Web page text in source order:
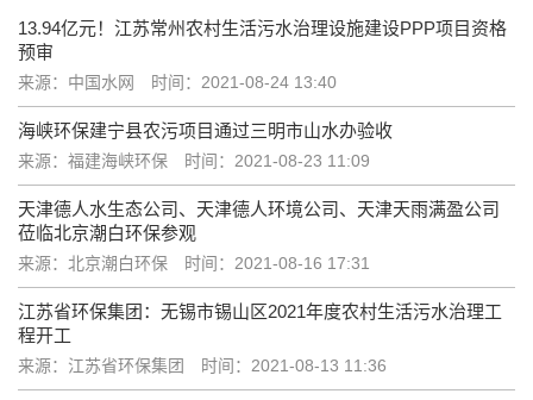
13.94亿元！江苏常州农村生活污水治理设施建设PPP项目资格
预审
来源：中国水网 时间：2021-08-24 13:40
海峡环保建宁县农污项目通过三明市山水办验收
来源：福建海峡环保 时间：2021-08-23 11:09
天津德人水生态公司、天津德人环境公司、天津天雨满盈公司
莅临北京潮白环保参观
来源：北京潮白环保 时间：2021-08-16 17:31
江苏省环保集团：无锡市锡山区2021年度农村生活污水治理工
程开工
来源：江苏省环保集团 时间：2021-08-13 11:36